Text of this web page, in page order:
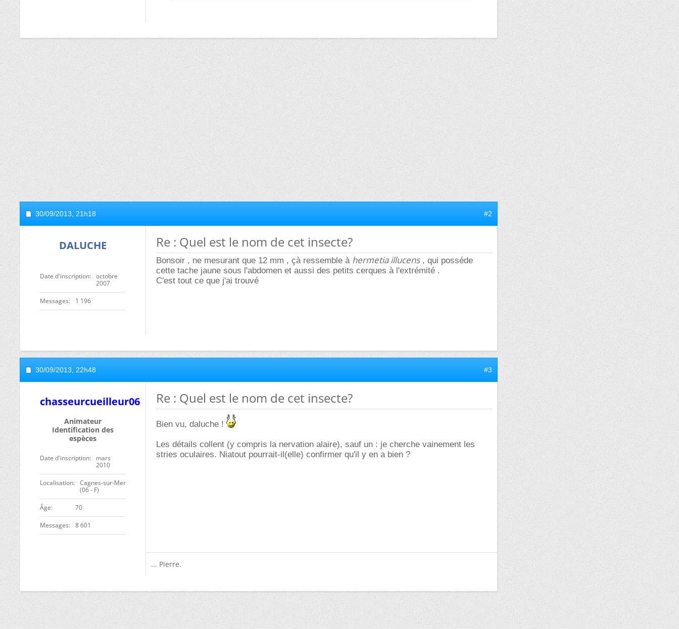
30/09/2013, 21h18 #2
DALUCHE
Date d'inscription
octobre
2007
Messages 1 196
Re : Quel est le nom de cet insecte?
Bonsoir , ne mesurant que 12 mm , çà ressemble à hermetia illucens, qui posséde
cette tache jaune sous l'abdomen et aussi des petits cerques à l'extrémité .
C'est tout ce que j'ai trouvé
30/09/2013, 22h48 #3
chasseurcueilleur06
Animateur
Identification des
espèces
Date d'inscription
mars
2010
Localisation
Cagnes-sur-Mer
(06 - F)
ge 70
Messages 8 601
Re : Quel est le nom de cet insecte?
Bien vu, daluche !
Les détails collent (y compris la nervation alaire), sauf un : je cherche vainement les
stries oculaires. Niatout pourrait-il(elle) confirmer qu'il y en a bien ?
... Pierre.